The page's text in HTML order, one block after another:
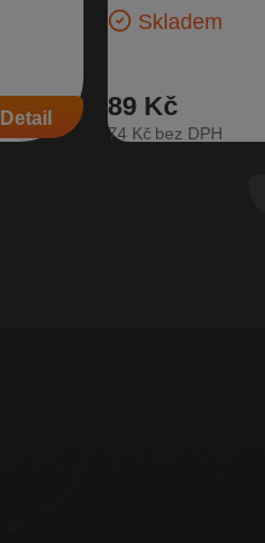
Detail
Skladem
89 Kč
74 Kč